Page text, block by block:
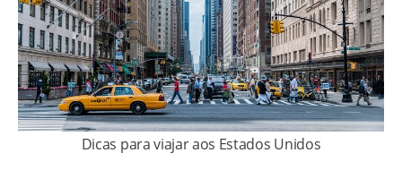
Dicas para viajar aos Estados Unidos